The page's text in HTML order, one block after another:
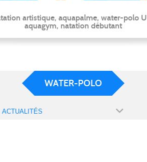
artistique, aquapalme, water-polo
aquagym, natation débutant
WATER-POLO
ACTUALITÉS